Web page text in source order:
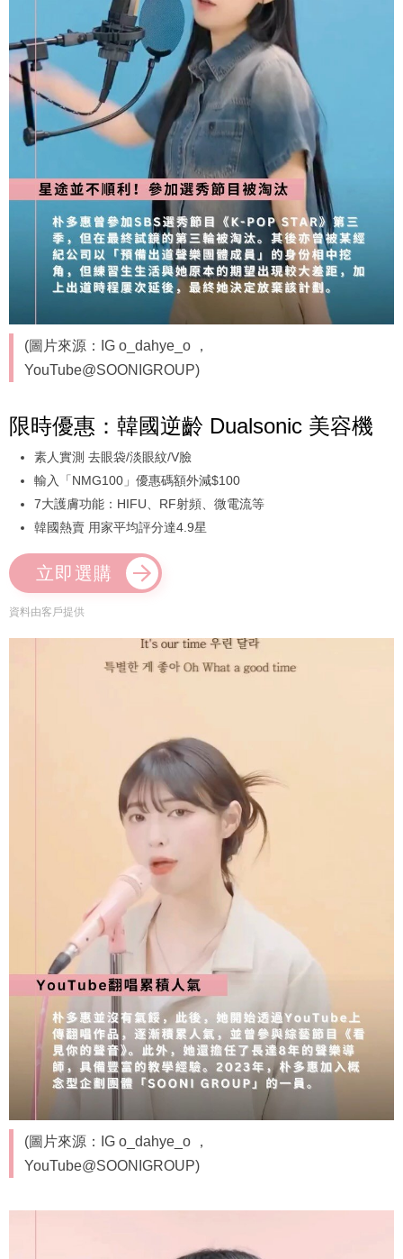
(圖片來源：IG o_dahye_o ，
YouTube@SOONIGROUP)
限時優惠：韓國逆齡 Dualsonic 美容機
素人實測 去眼袋/淡眼紋/V臉
輸入「NMG100」優惠碼額外減$100
7大護膚功能：HIFU、RF射頻、微電流等
韓國熱賣 用家平均評分達4.9星
立即選購
資料由客戶提供
(圖片來源：IG o_dahye_o ，
YouTube@SOONIGROUP)